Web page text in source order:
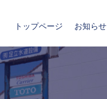
トップページ お知らせ